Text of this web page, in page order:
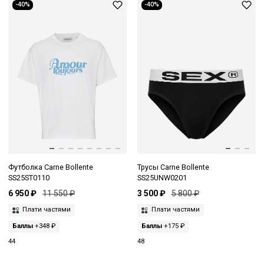
-40%
Футболка Carne Bollente
SS25ST0110
6 950 ₽ 11 550 ₽
Плати частями
Баллы +348 ₽
44
-40%
Трусы Carne Bollente
SS25UNW0201
3 500 ₽ 5 800 ₽
Плати частями
Баллы+175 ₽
48